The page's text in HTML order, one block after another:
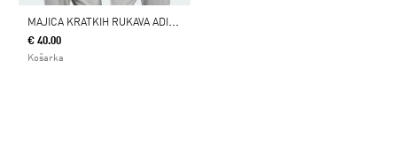
M
AJICA KRATKIH RUKAVA ADIDAS BASKETBALL (RODNO NEUTRALNA)
€ 40.00
Košarka